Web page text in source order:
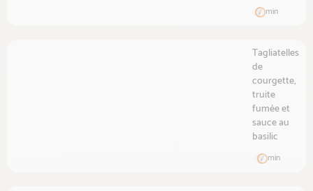
min
Tagliatelles
de
courgette,
truite
fumée et
sauce au
basilic
min